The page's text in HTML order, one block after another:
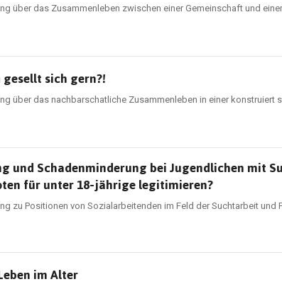
über das Zusammenleben zwischen einer Gemeinschaft und
sich gern?!
über das nachbarschatliche Zusammenleben in einer konstruiert
und Schadenminderung bei Jugendlichen mit
für unter 18-jährige legitimieren?
zu Positionen von Sozialarbeitenden im Feld der Suchtarbeit und
im Alter